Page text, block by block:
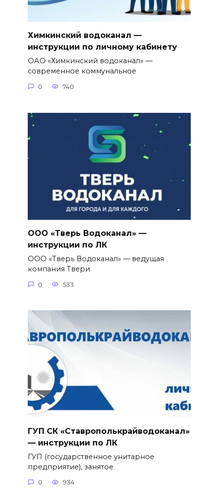
Химкинский водоканал —
инструкции по личному кабинету
ОАО «Химкинский водоканал» —
современное коммунальное
0 740
ООО «Тверь Водоканал» —
инструкции по ЛК
ООО «Тверь Водоканал» — ведущая
компания Твери
0 533
ГУП СК «Ставрополькрайводоканал»
— инструкции по ЛК
ГУП (государственное унитарное
предприятие), занятое
0 934